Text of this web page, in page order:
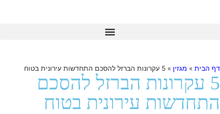
דף הבית » מגזין » 5 עקרונות הברזל להסכם התחדשות עירונית בטוח
5 עקרונות הברזל להסכם
התחדשות עירונית בטוח